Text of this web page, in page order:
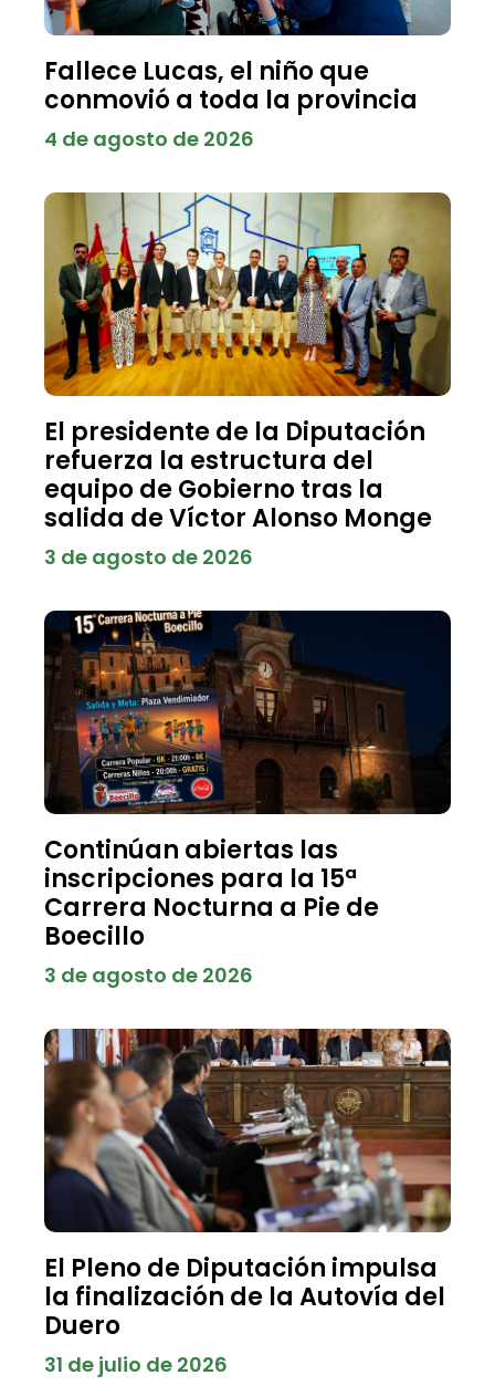
Fallece Lucas, el niño que
conmovió a toda la provincia
4 de agosto de 2026
El presidente de la Diputación
refuerza la estructura del
equipo de Gobierno tras la
salida de Víctor Alonso Monge
3 de agosto de 2026
Continúan abiertas las
inscripciones para la 15ª
Carrera Nocturna a Pie de
Boecillo
3 de agosto de 2026
El Pleno de Diputación impulsa
la finalización de la Autovía del
Duero
31 de julio de 2026